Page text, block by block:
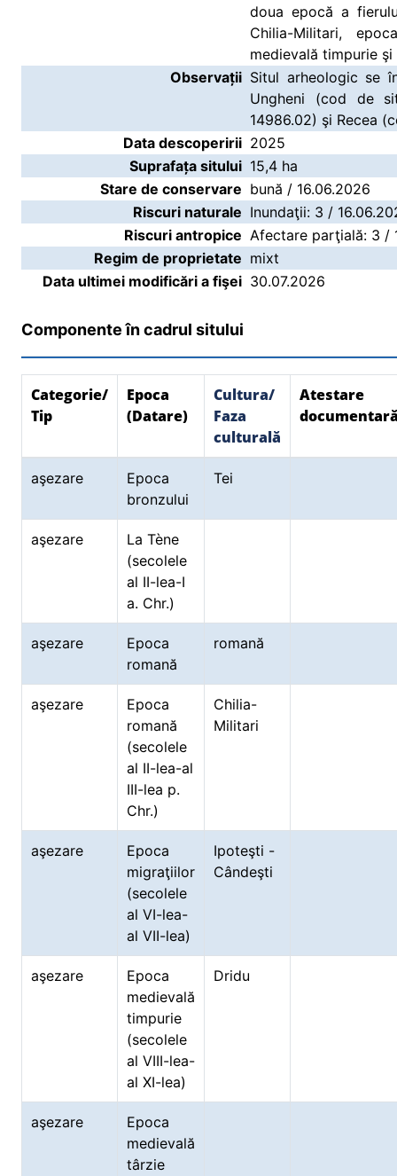
doua epocă a
Chilia-Militari,
medievală timpurie şi
Observații Situl arheologic se
Ungheni (cod de
14986.02) şi Recea
Data descoperirii 2025
Suprafața sitului 15,4 ha
Stare de conservare bună / 16.06.2026
Riscuri naturale Inundaţii: 3 /
Riscuri antropice Afectare parţială: 3 /
Regim de proprietate mixt
Data ultimei modificări a fişei 30.07.2026
Componente în cadrul sitului
Categorie/
Tip
Epoca
(Datare)
Cultura/
Faza
culturală
Atestare
aşezare
Epoca
bronzului
Tei
aşezare
La Tène
(secolele
al II-lea-I
a. Chr.)
aşezare
Epoca
romană
romană
aşezare
Epoca
romană
(secolele
al II-lea-al
III-lea p.
Chr.)
Chilia-
Militari
aşezare
Epoca
migraţiilor
(secolele
al VI-lea-
al VII-lea)
Ipoteşti -
Cândeşti
aşezare
Epoca
medievală
timpurie
(secolele
al VIII-lea-
al XI-lea)
Dridu
aşezare
Epoca
medievală
târzie